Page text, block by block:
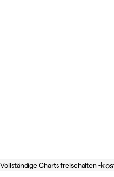
Vollständige Charts freischalten -